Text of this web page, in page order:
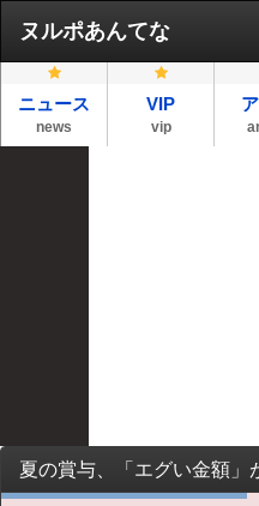
ヌルポあんてな
ニュース
news
VIP
vip